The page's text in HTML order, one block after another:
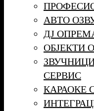
АВТО
ДЈ
ОБЈЕКТИ
СЕРВИС
КАРАОКЕ